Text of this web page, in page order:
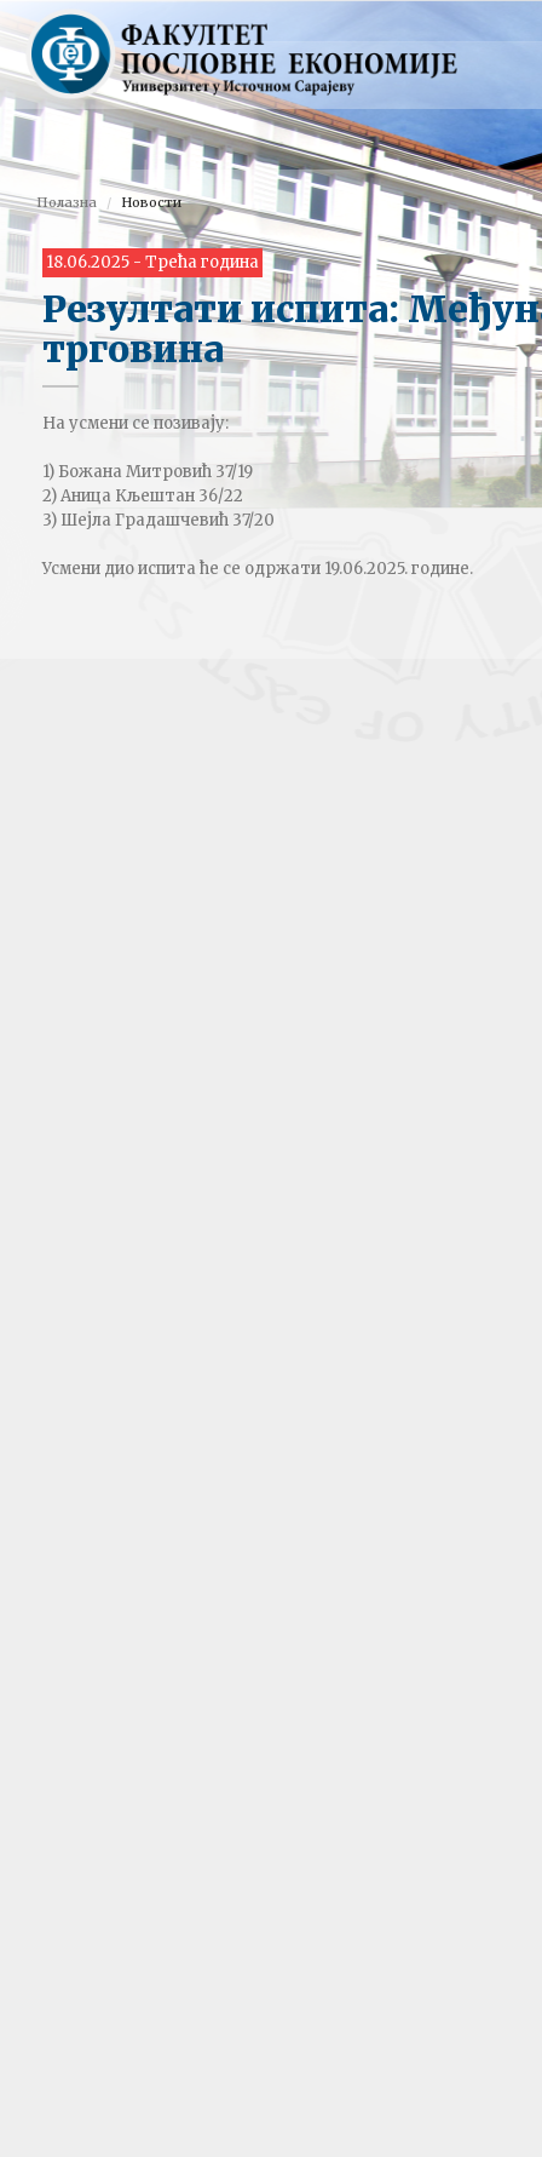
Полазна Новости
18.06.2025 - Трећа година
Резултати испита:
трговина
На усмени се позивају:
1) Божана Митровић 37/19
2) Аница Кљештан 36/22
3) Шејла Градашчевић 37/20
Усмени дио испита ће се одржати 19.06.2025. године.